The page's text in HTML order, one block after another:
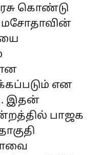
கொண்டு
என
இதன்
பாஜக